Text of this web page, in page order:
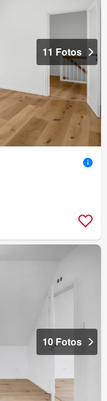
11 Fotos
10 Fotos